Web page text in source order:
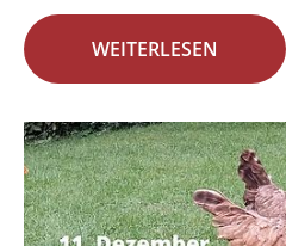
WEITERLESEN